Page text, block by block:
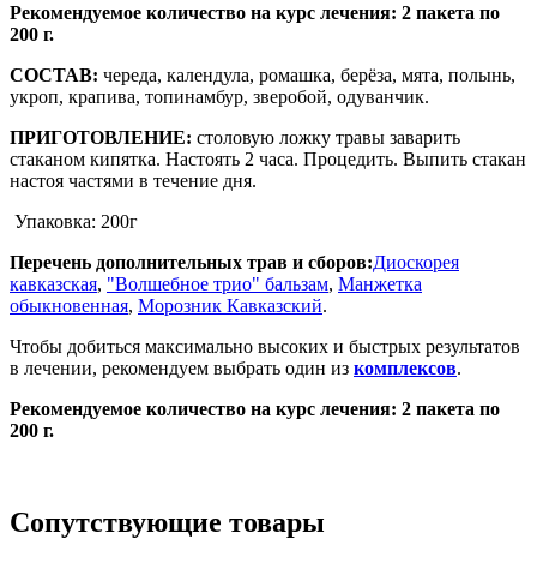
Рекомендуемое количество на курс лечения: 2 пакета по
200 г.
СОСТАВ: череда, календула, ромашка, берёза, мята, полынь,
укроп, крапива, топинамбур, зверобой, одуванчик.
ПРИГОТОВЛЕНИЕ: столовую ложку травы заварить
стаканом кипятка. Настоять 2 часа. Процедить. Выпить стакан
настоя частями в течение дня.
Упаковка: 200г
Перечень дополнительных трав и сборов:Диоскорея
кавказская, "Волшебное трио" бальзам, Манжетка
обыкновенная, Морозник Кавказский.
Чтобы добиться максимально высоких и быстрых результатов
в лечении, рекомендуем выбрать один из комплексов.
Рекомендуемое количество на курс лечения: 2 пакета по
200 г.
Сопутствующие товары